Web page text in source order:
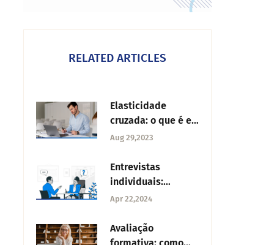
RELATED ARTICLES
Elasticidade
cruzada: o que é e
como calculá-la?
Aug 29,2023
Entrevistas
individuais:
Técnicas,
vantagens e
desvantagens
Apr 22,2024
Avaliação